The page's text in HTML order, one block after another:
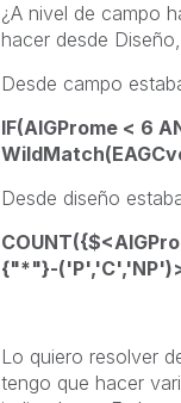
¿A nivel de campo
hacer desde
Desde campo
IF(AlGProme < 6
Desde diseño
{"*"}-
Lo quiero resolver
tengo que hacer